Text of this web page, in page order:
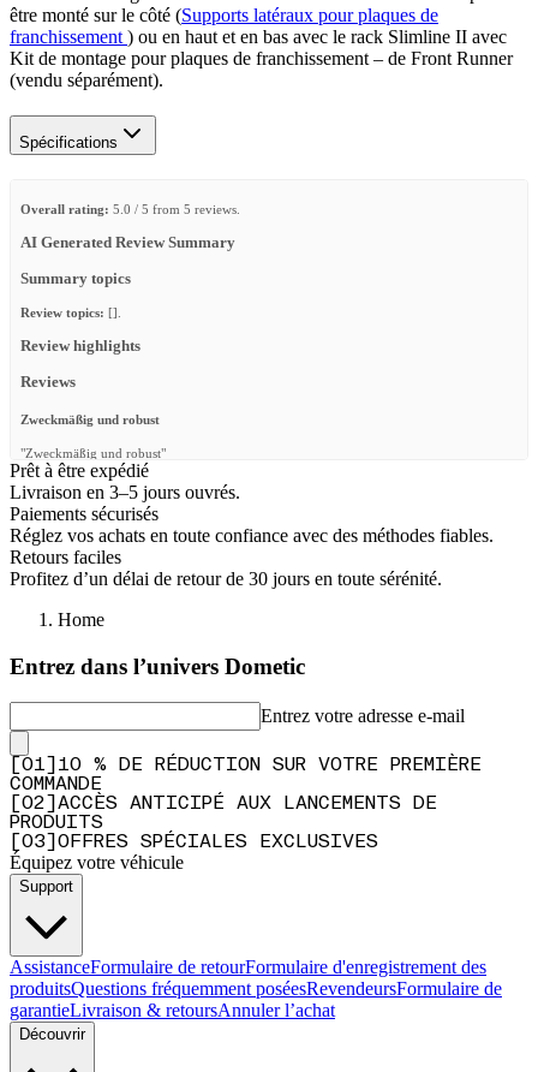
être monté sur le côté (Supports latéraux pour plaques de
franchissement ) ou en haut et en bas avec le rack Slimline II avec
Kit de montage pour plaques de franchissement – de Front Runner
(vendu séparément).
Spécifications
Overall rating: 5.0 / 5 from 5 reviews.
AI Generated Review Summary
Summary topics
Review topics: [].
Review highlights
Reviews
Zweckmäßig und robust
"Zweckmäßig und robust"
— Uwe D. )
Goed
"Goed product voor een fatsoenlijke prijs en een snelle levering."
—Maurice E.(5/5)
Uitstekend
"Solide Verarbeitung und schneller Versand"
—Anne S.(5/5
Maxtrax Lite
"Light & Strong"
—Jacques P.
Q&A
Prêt à être expédié
Livraison en 3–5 jours ouvrés.
Paiements sécurisés
Réglez vos achats en toute confiance avec des méthodes fiables.
Retours faciles
Profitez d’un délai de retour de 30 jours en toute sérénité.
Home
Entrez dans l’univers Dometic
Entrez votre adresse e-mail
01
10 % DE RÉDUCTION SUR VOTRE PREMIÈRE
COMMANDE
02
ACCÈS ANTICIPÉ AUX LANCEMENTS DE
PRODUITS
03 OFFRES SPÉCIALES EXCLUSIVES
Équipez votre véhicule
Support
AssistanceFormulaire de retourFormulaire d'enregistrement des
produitsQuestions fréquemment poséesRevendeursFormulaire de
garantieLivraison & retoursAnnuler l’achat
Découvrir